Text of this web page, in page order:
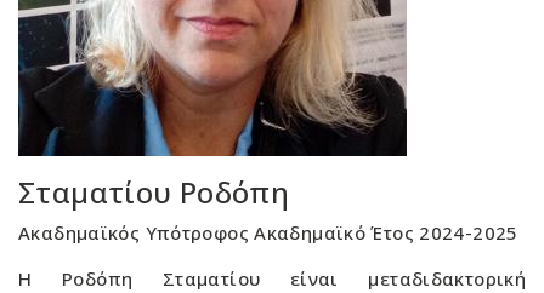
Σταματίου Ροδόπη
Ακαδημαϊκός Υπότροφος Ακαδημαϊκό Έτος 2024-2025
Η Ροδόπη Σταματίου είναι μεταδιδακτορική